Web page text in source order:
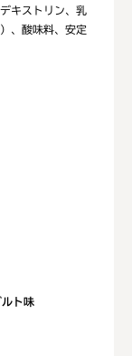
キストリン、乳
、酸味料、安定
ト味